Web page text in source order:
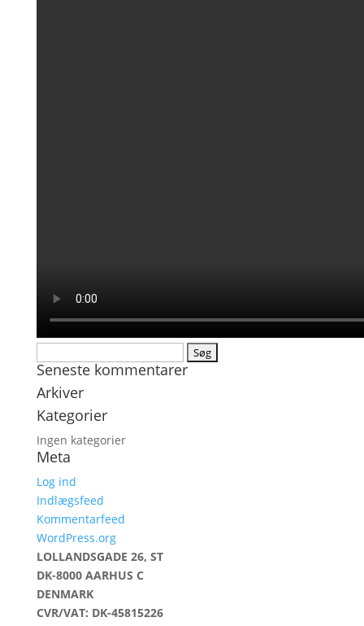
efter:
Seneste kommentarer
Arkiver
Kategorier
Ingen kategorier
Meta
Log ind
Indlægsfeed
Kommentarfeed
WordPress.org
LOLLANDSGADE 26, ST
DK-8000 AARHUS C
DENMARK
CVR/VAT: DK-45815226